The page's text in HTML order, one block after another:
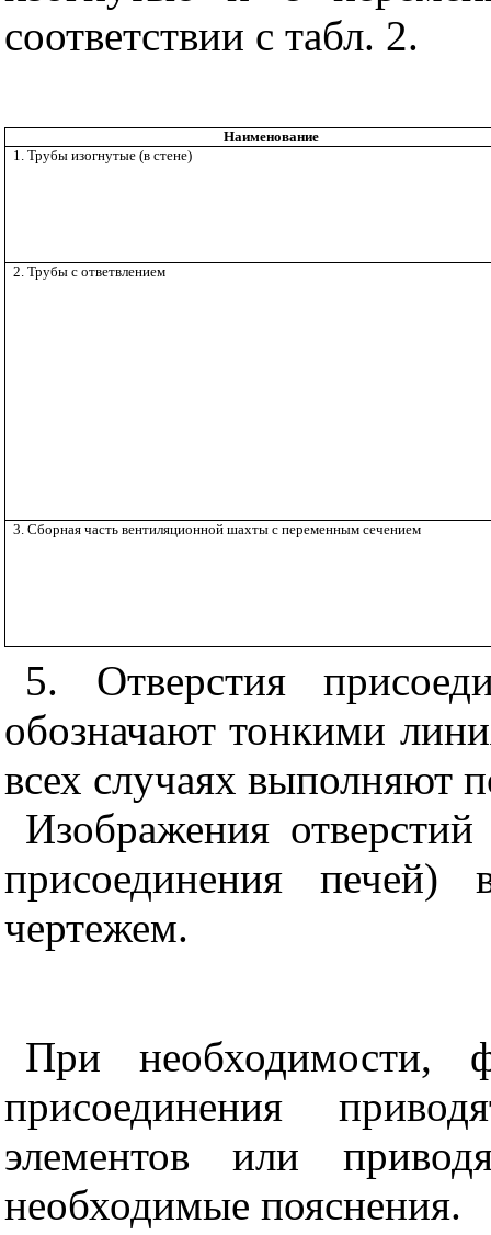
соответствии с табл. 2.
Наименование
1. Трубы изогнутые (в стене)
2. Трубы с ответвлением
3. Сборная часть вентиляционной шахты с переменным сечением
5. Отверстия
обозначают тонкими
всех случаях выполняют
Изображения
присоединения печей)
чертежем.
При необходимости,
присоединения
элементов или
необходимые пояснения.